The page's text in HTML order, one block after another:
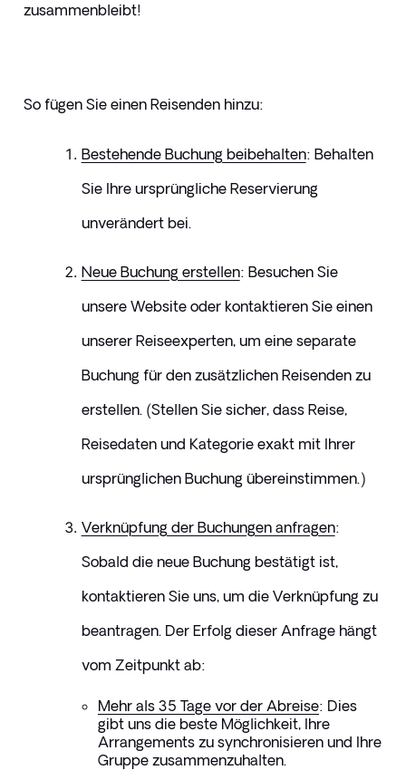
zusammenbleibt!
So fügen Sie einen Reisenden hinzu:
Bestehende Buchung beibehalten: Behalten
Sie Ihre ursprüngliche Reservierung
unverändert bei.
Neue Buchung erstellen: Besuchen Sie
unsere Website oder kontaktieren Sie einen
unserer Reiseexperten, um eine separate
Buchung für den zusätzlichen Reisenden zu
erstellen. (Stellen Sie sicher, dass Reise,
Reisedaten und Kategorie exakt mit Ihrer
ursprünglichen Buchung übereinstimmen.)
Verknüpfung der Buchungen anfragen:
Sobald die neue Buchung bestätigt ist,
kontaktieren Sie uns, um die Verknüpfung zu
beantragen. Der Erfolg dieser Anfrage hängt
vom Zeitpunkt ab:
Mehr als 35 Tage vor der Abreise: Dies
gibt uns die beste Möglichkeit, Ihre
Arrangements zu synchronisieren und Ihre
Gruppe zusammenzuhalten.